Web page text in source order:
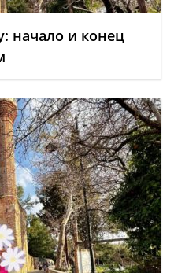
начало и конец